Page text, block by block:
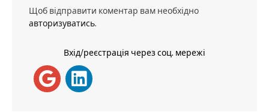
Щоб відправити коментар вам необхідно
авторизуватись.
Вхід/реєстрація через соц. мережі